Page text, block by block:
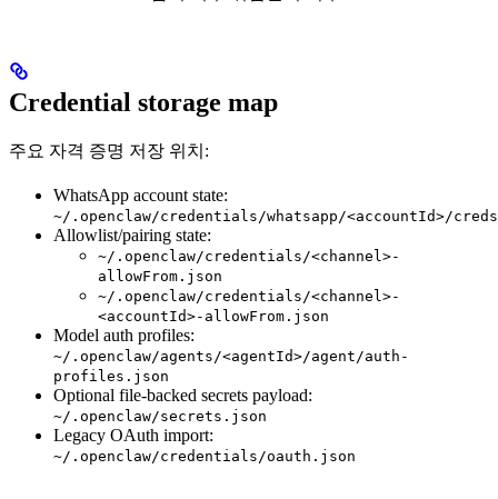
Credential storage map
주요 자격 증명 저장 위치:
WhatsApp account state:
~/.openclaw/credentials/whatsapp/<accountId>/
Allowlist/pairing state:
~/.openclaw/credentials/<channel>-
allowFrom.json
~/.openclaw/credentials/<channel>-
<accountId>-allowFrom.json
Model auth profiles:
~/.openclaw/agents/<agentId>/agent/auth-
profiles.json
Optional file-backed secrets payload:
~/.openclaw/secrets.json
Legacy OAuth import:
~/.openclaw/credentials/oauth.json